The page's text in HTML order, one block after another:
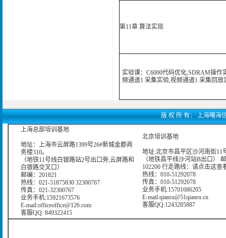
第11章 算法实现
实验课：C6000代码优化,SDRAM操作
频通道1 采集实验,视频通道1 采集回放
版 权 所 有： 上海曙海
上海总部培训基地
地址：上海市云屏路1399号26#新城金郡商
务楼310。
（地铁11号线白银路站2号出口旁,云屏路和
白银路交叉口）
邮编：201821
热线：021-51875830 32300767
传真：021-32300767
业务手机:15921673576
E-mail:officeoffice@126.com
客服QQ: 849322415
北京培训基地
地址:北京市昌平区沙河南街11
（地铁昌平线沙河站B出口）
102200 行走路线： 请点击这查
热线：010-51292078
传真：010-51292078
业务手机:15701686205
E-mail:qianru@51qianru.cn
客服QQ:1243285887